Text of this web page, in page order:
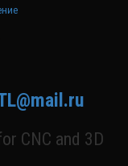
CNC and 3D